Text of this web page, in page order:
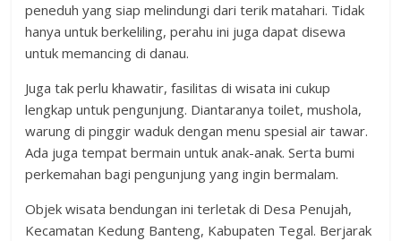
peneduh yang siap melindungi dari terik matahari. Tidak
hanya untuk berkeliling, perahu ini juga dapat disewa
untuk memancing di danau.
Juga tak perlu khawatir, fasilitas di wisata ini cukup
lengkap untuk pengunjung. Diantaranya toilet, mushola,
warung di pinggir waduk dengan menu spesial air tawar.
Ada juga tempat bermain untuk anak-anak. Serta bumi
perkemahan bagi pengunjung yang ingin bermalam.
Objek wisata bendungan ini terletak di Desa Penujah,
Kecamatan Kedung Banteng, Kabupaten Tegal. Berjarak